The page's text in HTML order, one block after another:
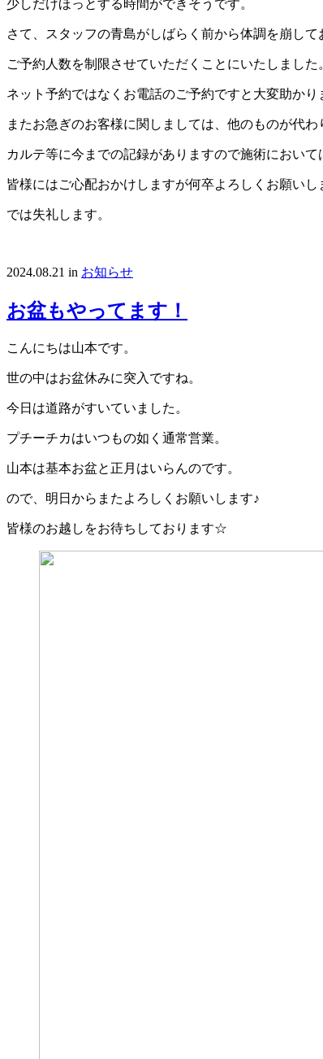
少しだけほっとする時間ができそうです。
さて、スタッフの青島がしばらく前から体調を崩し
ご予約人数を制限させていただくことにいたしました
ネット予約ではなくお電話のご予約ですと大変助かり
またお急ぎのお客様に関しましては、他のものが代
カルテ等に今までの記録がありますので施術において
皆様にはご心配おかけしますが何卒よろしくお願いし
では失礼します。
2024.08.21 in お知らせ
お盆もやってます！
こんにちは山本です。
世の中はお盆休みに突入ですね。
今日は道路がすいていました。
プチーチカはいつもの如く通常営業。
山本は基本お盆と正月はいらんのです。
ので、明日からまたよろしくお願いします♪
皆様のお越しをお待ちしております☆